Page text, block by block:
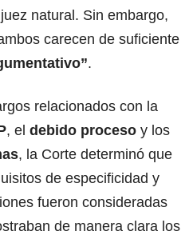
natural. Sin embargo,
carecen de suficiente
.
relacionados con la
, el debido proceso y los
, la Corte determinó que
de especificidad y
fueron consideradas
de manera clara los